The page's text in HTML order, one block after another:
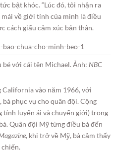
bật khóc. “Lúc đó, tôi nhận ra
về giới tính của mình là điều
cách giấu cảm xúc bản thân.
với cái tên Michael. Ảnh: NBC
vào năm 1966, với
bà phục vụ cho quân đội. Cộng
tính luyến ái và chuyển giới) trong
Quân đội Mỹ từng điều bà đến
, khi trở về Mỹ, bà cảm thấy